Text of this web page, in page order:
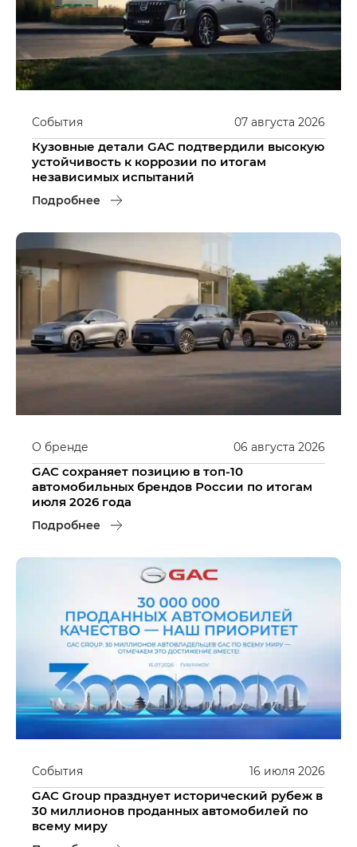
07 августа 2026
События
Кузовные детали GAC подтвердили высокую
устойчивость к коррозии по итогам
независимых испытаний
Подробнее
06 августа 2026
О бренде
GAC сохраняет позицию в топ-10
автомобильных брендов России по итогам
июля 2026 года
Подробнее
16 июля 2026
События
GAC Group празднует исторический рубеж в
30 миллионов проданных автомобилей по
всему миру